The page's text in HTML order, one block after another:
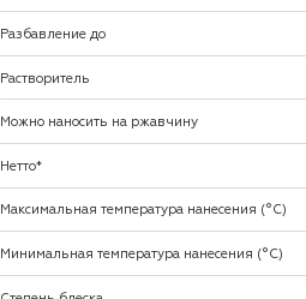
Разбавление до
Растворитель
Можно наносить на ржавчину
Нетто*
Максимальная температура нанесения (°С)
Минимальная температура нанесения (°С)